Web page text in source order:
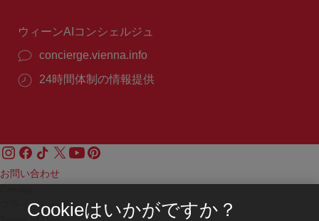
ウィーンAIコンシェルジュ
concierge.vienna.info
24時間体制の情報提供
お問い合わせ
プライバシーポリシー
Cookieはいかがですか？